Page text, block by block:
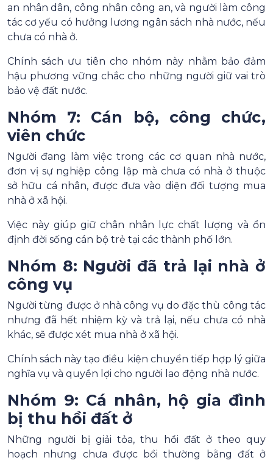
an nhân dân, công nhân công an, và người làm công
tác cơ yếu có hưởng lương ngân sách nhà nước, nếu
chưa có nhà ở.
Chính sách ưu tiên cho nhóm này nhằm bảo đảm
hậu phương vững chắc cho những người giữ vai trò
bảo vệ đất nước.
Nhóm 7: Cán bộ, công chức,
viên chức
Người đang làm việc trong các cơ quan nhà nước,
đơn vị sự nghiệp công lập mà chưa có nhà ở thuộc
sở hữu cá nhân, được đưa vào diện đối tượng mua
nhà ở xã hội.
Việc này giúp giữ chân nhân lực chất lượng và ổn
định đời sống cán bộ trẻ tại các thành phố lớn.
Nhóm 8: Người đã trả lại nhà ở
công vụ
Người từng được ở nhà công vụ do đặc thù công tác
nhưng đã hết nhiệm kỳ và trả lại, nếu chưa có nhà
khác, sẽ được xét mua nhà ở xã hội.
Chính sách này tạo điều kiện chuyển tiếp hợp lý giữa
nghĩa vụ và quyền lợi cho người lao động nhà nước.
Nhóm 9: Cá nhân, hộ gia đình
bị thu hồi đất ở
Những người bị giải tỏa, thu hồi đất ở theo quy
hoạch nhưng chưa được bồi thường bằng đất ở